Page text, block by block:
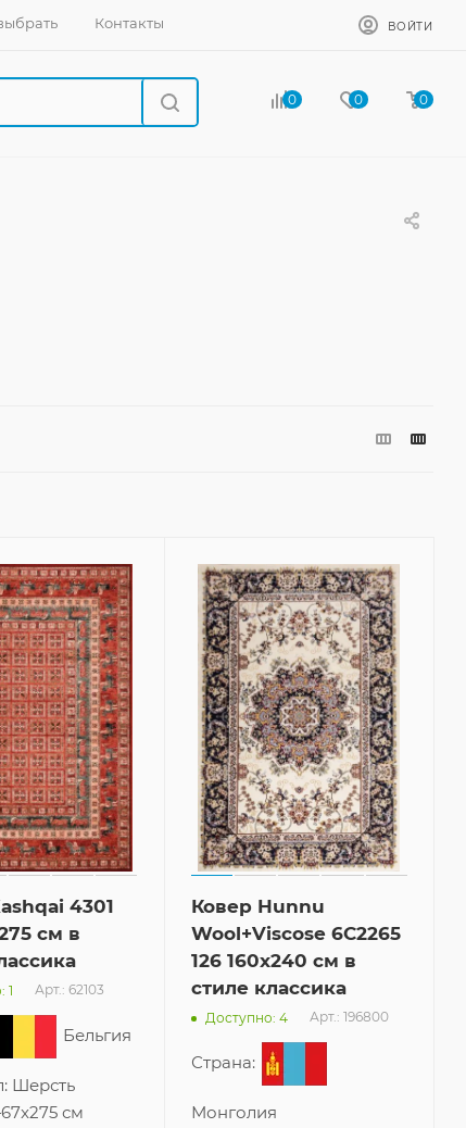
Контакты ВОЙТИ
0 0 0
4301
см в
1 Арт.: 62103
Бельгия
Шерсть
67x275 см
Ковер Hunnu
Wool+Viscose 6C2265
126 160x240 см в
стиле классика
Доступно: 4 Арт.: 196800
Страна:
Монголия